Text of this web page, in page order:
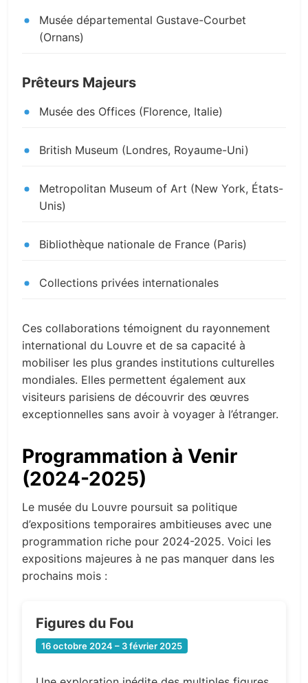
Musée départemental Gustave-Courbet
(Ornans)
Prêteurs Majeurs
Musée des Offices (Florence, Italie)
British Museum (Londres, Royaume-Uni)
Metropolitan Museum of Art (New York, États-
Unis)
Bibliothèque nationale de France (Paris)
Collections privées internationales
Ces collaborations témoignent du rayonnement
international du Louvre et de sa capacité à
mobiliser les plus grandes institutions culturelles
mondiales. Elles permettent également aux
visiteurs parisiens de découvrir des œuvres
exceptionnelles sans avoir à voyager à l’étranger.
Programmation à Venir
(2024-2025)
Le musée du Louvre poursuit sa politique
d’expositions temporaires ambitieuses avec une
programmation riche pour 2024-2025. Voici les
expositions majeures à ne pas manquer dans les
prochains mois :
Figures du Fou
16 octobre 2024 – 3 février 2025